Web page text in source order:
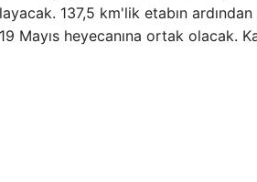
137,5 km'lik etabın
Mayıs heyecanına ortak olacak.